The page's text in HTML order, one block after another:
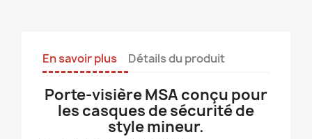
En savoir plus Détails du produit
Porte-visière MSA conçu pour
les casques de sécurité de
style mineur.